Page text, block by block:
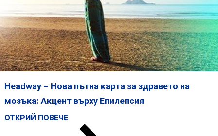
Headway – Нова пътна карта за здравето на
мозъка: Акцент върху Епилепсия
ОТКРИЙ ПОВЕЧЕ